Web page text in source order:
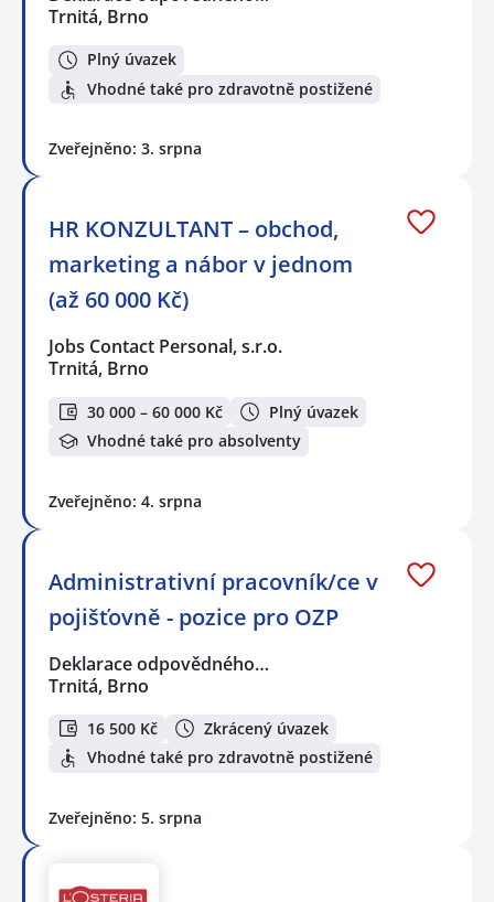
Trnitá, Brno
Plný úvazek
Vhodné také pro zdravotně postižené
Zveřejněno: 3. srpna
HR KONZULTANT – obchod,
marketing a nábor v jednom
(až 60 000 Kč)
Jobs Contact Personal, s.r.o.
Trnitá, Brno
30 000 – 60 000 Kč
Plný úvazek
Vhodné také pro absolventy
Zveřejněno: 4. srpna
Administrativní pracovník/ce v
pojišťovně - pozice pro OZP
Deklarace odpovědného…
Trnitá, Brno
16 500 Kč
Zkrácený úvazek
Vhodné také pro zdravotně postižené
Zveřejněno: 5. srpna